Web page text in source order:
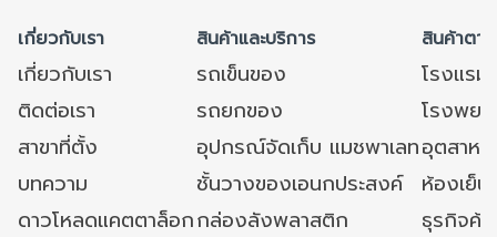
เกี่ยวกับเรา สินค้าและบริการ สินค้าตา
เกี่ยวกับเรา รถเข็นของ
โรงแร
ติดต่อเรา
รถยกของ
โรงพย
สาขาที่ตั้ง
อุปกรณ์จัดเก็บ แมชพาเลทอุตสาหก
บทความ
ชั้นวางของเอนกประสงค์
ห้องเย็
ดาวโหลดแคตตาล็อกกล่องลังพลาสติก
ธุรกิจค้